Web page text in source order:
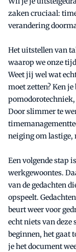
zaken cruciaal:
verandering
Het uitstellen van
waarop we onze
Weet jij wel wat
moet zetten? Ken
Door slimmer te
neiging om lastige,
Een volgende stap
werkgewoontes.
van de gedachten
opspeelt.
beurt weer voor
echt niets van deze
beginnen, het gaat
je het document